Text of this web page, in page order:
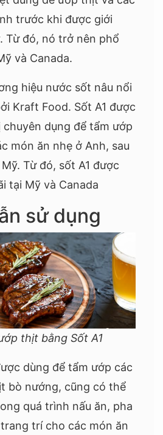
trước khi được giới
Từ đó, nó trở nên phổ
và Canada.
hiệu nước sốt nâu nổi
Kraft Food. Sốt A1 được
chuyên dụng để tẩm ướp
món ăn nhẹ ở Anh, sau
Từ đó, sốt A1 được
tại Mỹ và Canada
sử dụng
thịt bằng Sốt A1
dùng để tẩm ướp các
bò nướng, cũng có thể
quá trình nấu ăn, pha
trí cho các món ăn